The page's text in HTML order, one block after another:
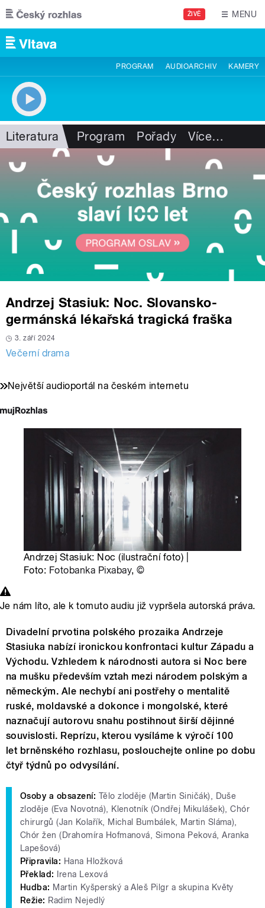
Přejít k hlavnímu obsahu
ŽIVĚ MENU
PROGRAM AUDIOARCHIV KAMERY
Literatura Program Pořady Více…
Andrzej Stasiuk: Noc. Slovansko-
germánská lékařská tragická fraška
3. září 2024
Večerní drama
Největší audioportál na českém internetu
Andrzej Stasiuk: Noc (ilustrační foto) |
Foto: Fotobanka Pixabay,©
Je nám líto, ale k tomuto audiu již vypršela autorská práva.
Divadelní prvotina polského prozaika Andrzeje
Stasiuka nabízí ironickou konfrontaci kultur Západu a
Východu. Vzhledem k národnosti autora si Noc bere
na mušku především vztah mezi národem polským a
německým. Ale nechybí ani postřehy o mentalitě
ruské, moldavské a dokonce i mongolské, které
naznačují autorovu snahu postihnout širší dějinné
souvislosti. Reprízu, kterou vysíláme k výročí 100
let brněnského rozhlasu, poslouchejte online po dobu
čtyř týdnů po odvysílání.
Osoby a obsazení: Tělo zloděje (Martin Siničák), Duše
zloděje (Eva Novotná), Klenotník (Ondřej Mikulášek), Chór
chirurgů (Jan Kolařík, Michal Bumbálek, Martin Sláma),
Chór žen (Drahomíra Hofmanová, Simona Peková, Aranka
Lapešová)
Připravila: Hana Hložková
Překlad:
Irena Lexová
Hudba: Martin Kyšperský a Aleš Pilgr a skupina Květy
Režie: Radim Nejedlý